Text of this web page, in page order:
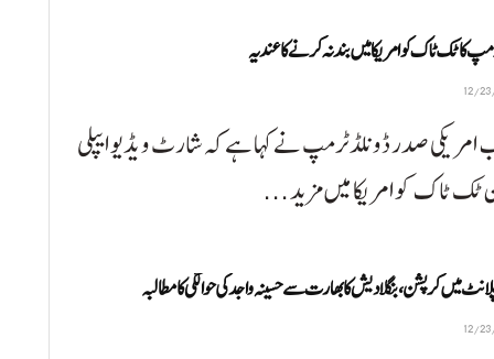
کا ٹک ٹاک کو امریکا میں بند نہ کرنے کا عندیہ
امریکی صدر ڈونلڈ ٹرمپ نے کہا ہے کہ شارٹ ویڈیو ایپلی
ٹک ٹاک کو امریکا میں مزید ...
پلانٹ میں کرپشن،بنگلادیش کا بھارت سے حسینہ واجد کی حوالگی کا مطالبہ